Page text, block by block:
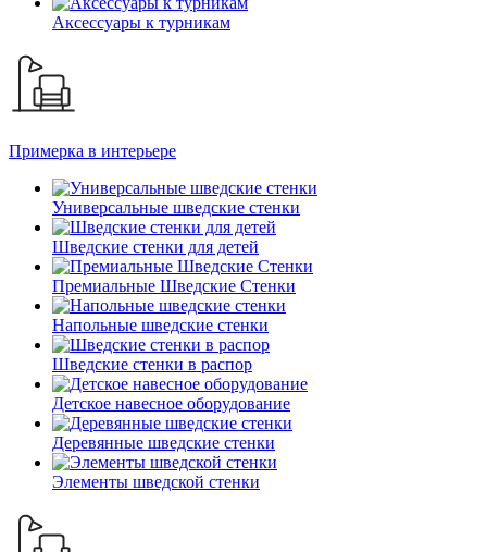
Аксессуары к турникам
Примерка в интерьере
Универсальные шведские стенки
Шведские стенки для детей
Премиальные Шведские Стенки
Напольные шведские стенки
Шведские стенки в распор
Детское навесное оборудование
Деревянные шведские стенки
Элементы шведской стенки